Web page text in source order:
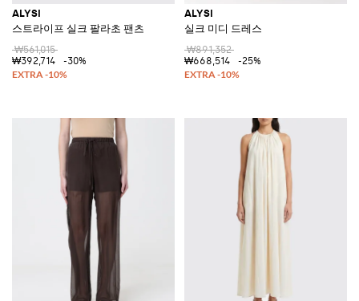
ALYSI
스트라이프 실크 팔라초 팬츠
₩561,015
₩392,714
-30%
ALYSI
실크 미디 드레스
₩891,352
₩668,514
-25%